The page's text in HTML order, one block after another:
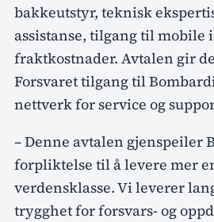
bakkeutstyr, teknisk
assistanse, tilgang til mobile
fraktkostnader. Avtalen gir
Forsvaret tilgang til
nettverk for service og
– Denne avtalen gjenspeiler
forpliktelse til å levere mer
verdensklasse. Vi leverer
trygghet for forsvars- og